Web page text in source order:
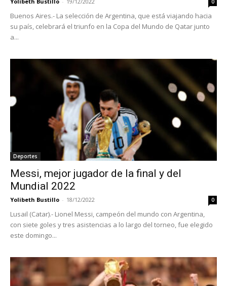
0
Buenos Aires.- La selección de Argentina, que está viajando hacia
su país, celebrará el triunfo en la Copa del Mundo de Qatar junto
a...
Deportes
Messi, mejor jugador de la final y del
Mundial 2022
Yolibeth Bustillo - 18/12/2022 0
Lusail (Catar).- Lionel Messi, campeón del mundo con Argentina,
con siete goles y tres asistencias a lo largo del torneo, fue elegido
este domingo...